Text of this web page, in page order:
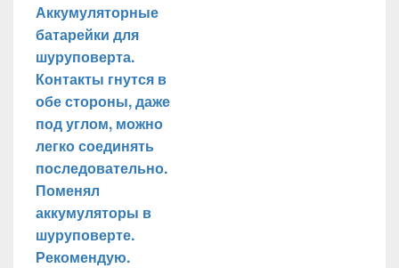
Аккумуляторные
батарейки для
шуруповерта.
Контакты гнутся в
обе стороны, даже
под углом, можно
легко соединять
последовательно.
Поменял
аккумуляторы в
шуруповерте.
Рекомендую.